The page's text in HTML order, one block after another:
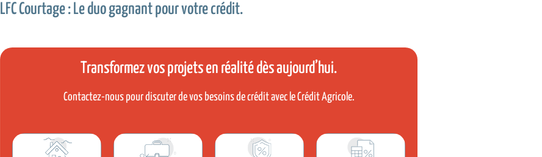
Courtage : Le duo gagnant pour votre crédit.
Transformez vos projets en réalité dès aujourd’hui.
Contactez-nous pour discuter de vos besoins decréditavec leCréditAgricole.